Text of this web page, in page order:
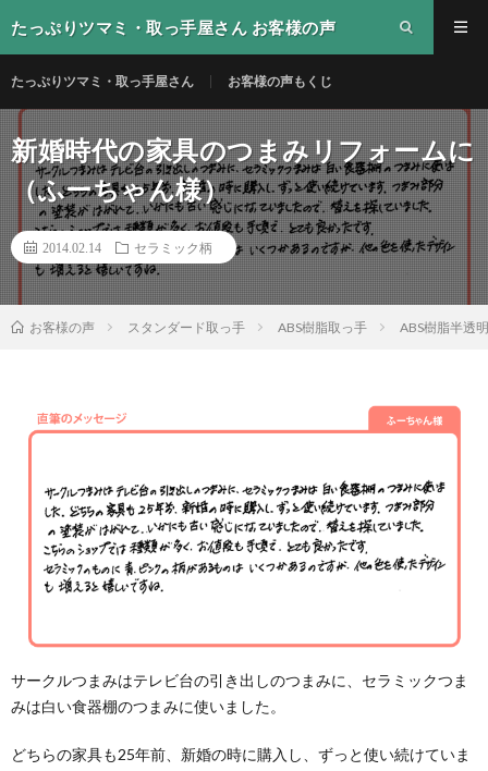
たっぷりツマミ・取っ手屋さん お客様の声
たっぷりツマミ・取っ手屋さん お客様の声もくじ
新婚時代の家具のつまみリフォームに
（ふーちゃん様）
2014.02.14 セラミック柄
お客様の声 スタンダード取っ手 ABS樹脂取っ手 ABS樹脂半透明
サークルつまみはテレビ台の引き出しのつまみに、セラミックつま
みは白い食器棚のつまみに使いました。
どちらの家具も25年前、新婚の時に購入し、ずっと使い続けていま